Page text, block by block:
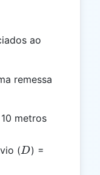
ao
remessa
metros
(D
D) =